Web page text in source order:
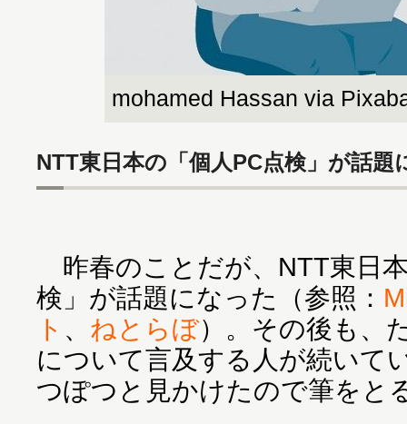
mohamed Hassan via
NTT東日本の「個人PC点検」が話題
昨春のことだが、NTT東日
検」が話題になった（参照：
ト 、 ねとらぼ）。その後も、
について言及する人が続いて
つぽつと見かけたので筆をと